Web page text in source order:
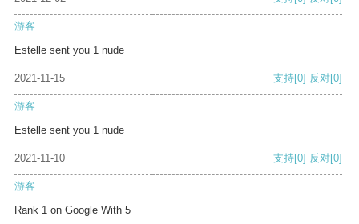
游客
Estelle sent you 1 nude
2021-11-15 支持[0] 反对[0]
游客
Estelle sent you 1 nude
2021-11-10 支持[0] 反对[0]
游客
Rank 1 on Google With 5